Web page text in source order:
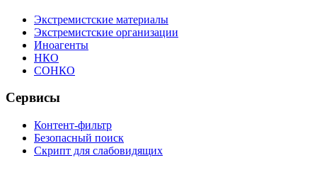
Экстремистские материалы
Экстремистские организации
Иноагенты
НКО
СОНКО
Сервисы
Контент-фильтр
Безопасный поиск
Скрипт для слабовидящих